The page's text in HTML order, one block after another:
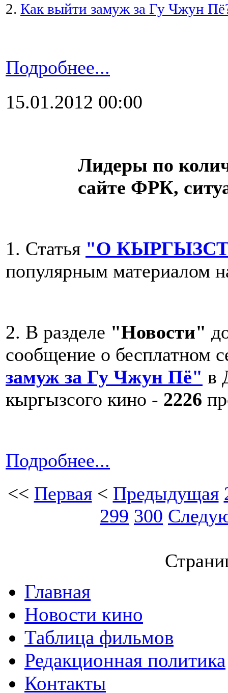
2. Как выйти замуж за Гу Чжун
Подробнее...
15.01.2012 00:00
Лидеры по
сайте ФРК,
1. Статья "О
популярным материалом
2. В разделе "Новости"
сообщение о бесплатном
замуж за Гу Чжун Пё" в
кыргызсого кино - 2226
Подробнее...
<< Первая< Предыдущая
299 300
Главная
Новости кино
Таблица фильмов
Редакционная политика
Контакты